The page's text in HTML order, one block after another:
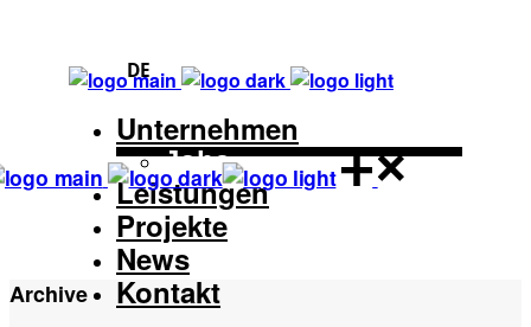
DE
Unternehmen
Jobs
Leistungen
Projekte
News
Kontakt
Archive